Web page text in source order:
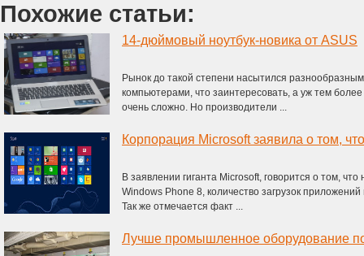
Похожие статьи:
14-дюймовый ноутбук-новика от ASUS
Рынок до такой степени насытился
компьютерами, что заинтересовать, а уж тем
очень сложно. Но производители ...
В заявлении гиганта Microsoft, говорится о том,
Windows Phone 8, количество загрузок
Так же отмечается факт ...
Лучше промышленное оборудование